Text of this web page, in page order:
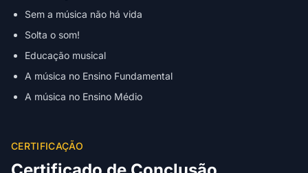
Sem a música não há vida
Solta o som!
Educação musical
A música no Ensino Fundamental
A música no Ensino Médio
CERTIFICAÇÃO